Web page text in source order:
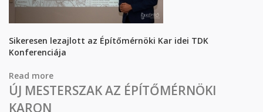
Sikeresen lezajlott az Építőmérnöki Kar idei TDK
Konferenciája
Read more
TDK Konferenciája
ÚJ MESTERSZAK AZ ÉPÍTŐMÉRNÖKI
KARON